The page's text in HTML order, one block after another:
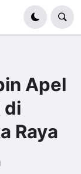
Apel
di
Raya